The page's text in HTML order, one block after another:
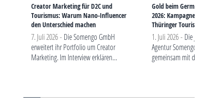
Creator Marketing für D2C und
Tourismus: Warum Nano-Influencer
den Unterschied machen
7. Juli 2026 - Die Somengo GmbH
erweitert ihr Portfolio um Creator
Marketing. Im Interview erklären
Tourismusunternehmen von…
Gold beim German
2026: Kampagne
Thüringer Tourismus
1. Juli 2026 - Die Jenaer
Agentur Somengo gewinnt
gemeinsam mit der
Brand Strategy…